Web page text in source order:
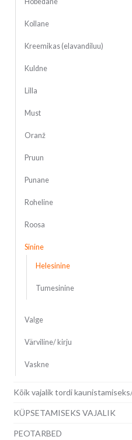
Kollane
Kreemikas (elavandiluu)
Kuldne
Lilla
Must
Oranž
Pruun
Punane
Roheline
Roosa
Sinine
Helesinine
Tumesinine
Valge
Värviline/ kirju
Vaskne
Kõik vajalik tordi
KÜPSETAMISEKS VAJALIK
PEOTARBED